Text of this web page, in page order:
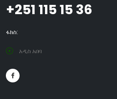
+251 115 15 36
ፋክስ:
አዲስ አበባ